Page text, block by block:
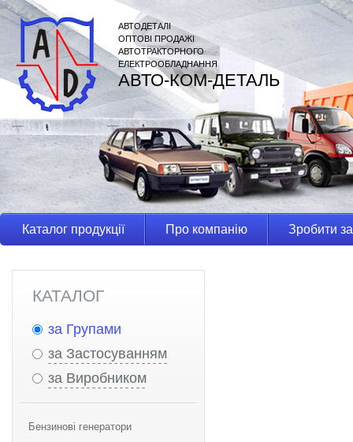
АВТОДЕТАЛІ
ОПТОВІ ПРОДАЖІ
АВТОТРАКТОРНОГО
ЕЛЕКТРООБЛАДНАННЯ
АВТО-КОМ-ДЕТАЛЬ
Каталог продукції Про компанію Зробити
КАТАЛОГ
за Групами
за Застосуванням
за Виробником
Бензинові генератори